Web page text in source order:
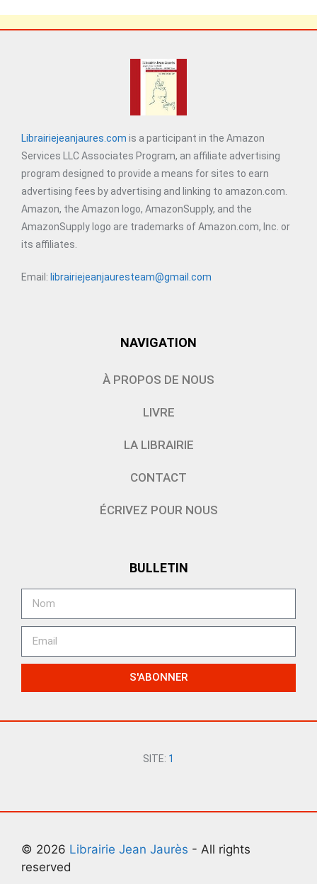
Librairiejeanjaures.com is a participant in the Amazon
Services LLC Associates Program, an affiliate advertising
program designed to provide a means for sites to earn
advertising fees by advertising and linking to amazon.com.
Amazon, the Amazon logo, AmazonSupply, and the
AmazonSupply logo are trademarks of Amazon.com, Inc. or
its affiliates.
Email: librairiejeanjauresteam@gmail.com
NAVIGATION
À PROPOS DE NOUS
LIVRE
LA LIBRAIRIE
CONTACT
ÉCRIVEZ POUR NOUS
BULLETIN
S'ABONNER
SITE: 1
© 2026 Librairie Jean Jaurès - All rights
reserved